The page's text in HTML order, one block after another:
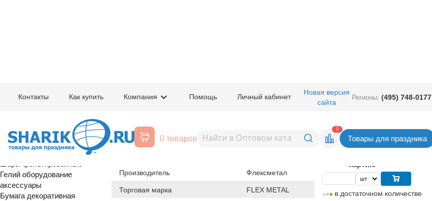
Контакты Как купить Компания Помощь Личный кабинет
Новая версия
сайта
Регионы: (495) 748-0177
0 товаров
0
Товары для праздника
Расширенный поиск
Шары латексные
Гелий оборудование
аксессуары
Бумага декоративная
1201-0423
Производитель Флексметал
Торговая марка FLEX METAL
30,30
руб. за шт
партию
в достаточном количестве